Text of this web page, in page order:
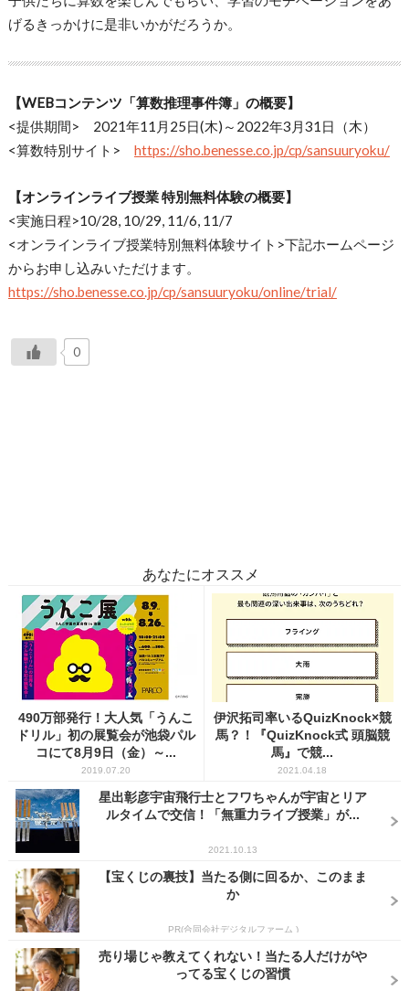
げるきっかけに是非いかがだろうか。
【WEBコンテンツ「算数推理事件簿」の概要】
<提供期間> 2021年11月25日(木)～2022年3月31日（木）
<算数特別サイト> https://sho.benesse.co.jp/cp/sansuuryoku/
【オンラインライブ授業 特別無料体験の概要】
<実施日程>10/28, 10/29, 11/6, 11/7
<オンラインライブ授業特別無料体験サイト>下記ホームページ
からお申し込みいただけます。
https://sho.benesse.co.jp/cp/sansuuryoku/online/trial/
0
あなたにオススメ
490万部発行！大人気「うんこ
ドリル」初の展覧会が池袋パル
コにて8月9日（金）～...
2019.07.20
伊沢拓司率いるQuizKnock×競
馬？！『QuizKnock式 頭脳競
馬』で競...
2021.04.18
星出彰彦宇宙飛行士とフワちゃんが宇宙とリア
ルタイムで交信！「無重力ライブ授業」が...
2021.10.13
【宝くじの裏技】当たる側に回るか、このまま
か
PR(合同会社デジタルファーム )
売り場じゃ教えてくれない！当たる人だけがや
ってる宝くじの習慣